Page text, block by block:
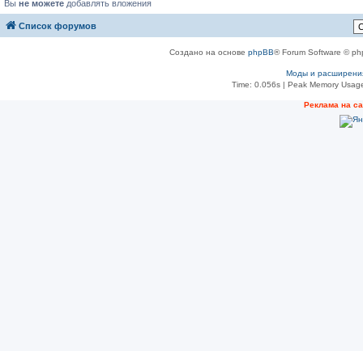
Вы не можете добавлять вложения
Список форумов
Создано на основе phpBB® Forum Software ©
Моды и
Time: 0.056s| Peak Memory
Реклама на